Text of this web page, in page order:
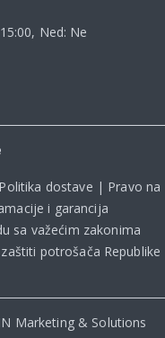
Ned: Ne
sa važećim zakonima
zaštiti potrošača Republike
Politika dostave | Pravo na
i garancija
Marketing & Solutions